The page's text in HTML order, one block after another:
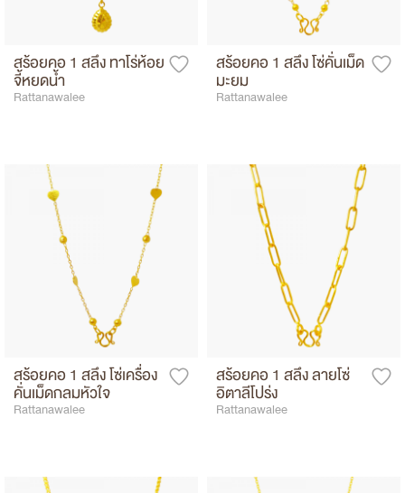
สร้อยคอ 1 สลึง ทาโร่ห้อย
จี้หยดน้ำ
Rattanawalee
สร้อยคอ 1 สลึง โซ่คั่นเม็ด
มะยม
Rattanawalee
สร้อยคอ 1 สลึง โซ่เครื่อง
คั่นเม็ดกลมหัวใจ
Rattanawalee
สร้อยคอ 1 สลึง ลายโซ่
อิตาลีโปร่ง
Rattanawalee